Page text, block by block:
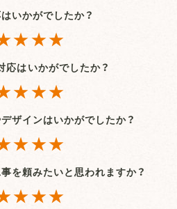
いかがでしたか？
応はいかがでしたか？
ザインはいかがでしたか？
を頼みたいと思われますか？